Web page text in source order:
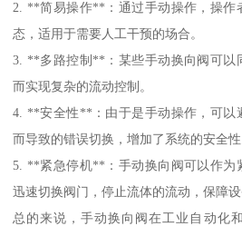
2. **简易操作**：通过手动操作，操作
态，适用于需要人工干预的场合。
3. **多路控制**：某些手动换向阀可以
而实现复杂的流动控制。
4. **安全性**：由于是手动操作，可以
而导致的错误切换，增加了系统的安全性
5. **紧急停机**：手动换向阀可以作为
迅速切换阀门，停止流体的流动，保障设
总的来说，手动换向阀在工业自动化